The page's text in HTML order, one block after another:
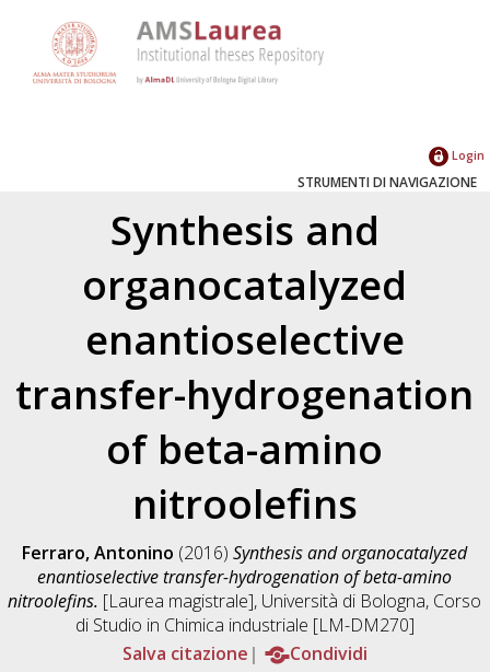
Login
STRUMENTI DI NAVIGAZIONE
Synthesis and
organocatalyzed
enantioselective
transfer-hydrogenation
of beta-amino
nitroolefins
Ferraro, Antonino (2016)Synthesis and organocatalyzed
enantioselective transfer-hydrogenation of beta-amino
nitroolefins. [Laurea magistrale], Università di Bologna, Corso
di Studio in Chimica industriale [LM-DM270]
Salva citazione
Condividi